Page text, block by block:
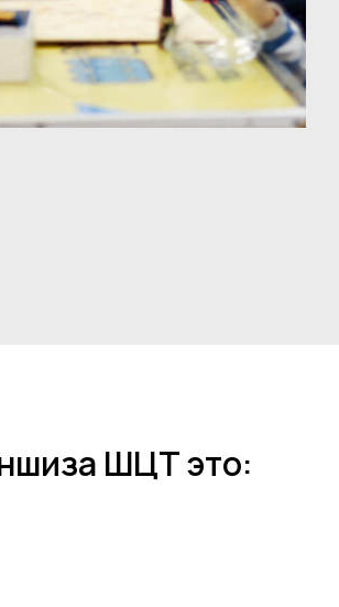
ШЦТ это: